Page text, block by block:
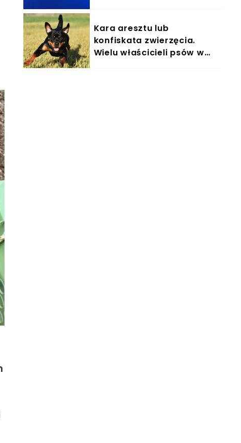
Kara aresztu lub
konfiskata zwierzęcia.
Wielu właścicieli psów w